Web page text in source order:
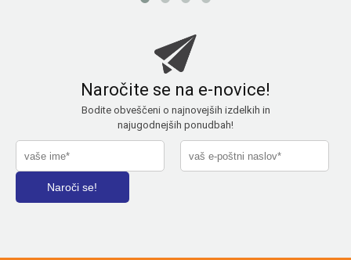
Naročite se na e-novice!
Bodite obveščeni o najnovejših izdelkih in
najugodnejših ponudbah!